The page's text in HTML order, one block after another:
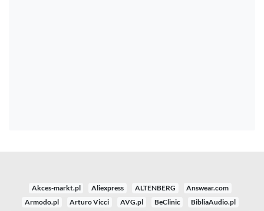
Akces-markt.pl Aliexpress ALTENBERG
Answear.com
Armodo.pl
Arturo Vicci AVG.pl BeClinic
BibliaAudio.pl